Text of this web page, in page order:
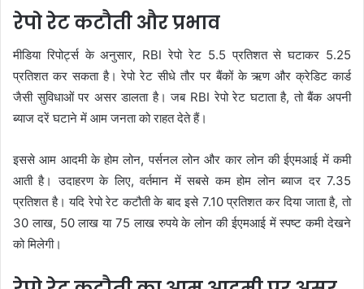
रेपो रेट कटौती और प्रभाव
मीडिया रिपोर्ट्स के अनुसार, RBI रेपो रेट 5.5 प्रतिशत से घटाकर 5.25
प्रतिशत कर सकता है। रेपो रेट सीधे तौर पर बैंकों के ऋण और क्रेडिट कार्ड
जैसी सुविधाओं पर असर डालता है। जब RBI रेपो रेट घटाता है, तो बैंक अपनी
ब्याज दरें घटाने में आम जनता को राहत देते हैं।
इससे आम आदमी के होम लोन, पर्सनल लोन और कार लोन की ईएमआई में कमी
आती है। उदाहरण के लिए, वर्तमान में सबसे कम होम लोन ब्याज दर 7.35
प्रतिशत है। यदि रेपो रेट कटौती के बाद इसे 7.10 प्रतिशत कर दिया जाता है, तो
30 लाख, 50 लाख या 75 लाख रुपये के लोन की ईएमआई में स्पष्ट कमी देखने
को मिलेगी।